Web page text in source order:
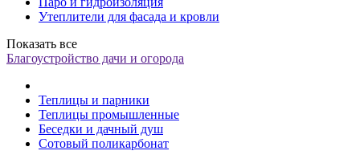
Утеплители для фасада и кровли
Показать все
Благоустройство дачи и огорода
Теплицы и парники
Теплицы промышленные
Беседки и дачный душ
Сотовый поликарбонат